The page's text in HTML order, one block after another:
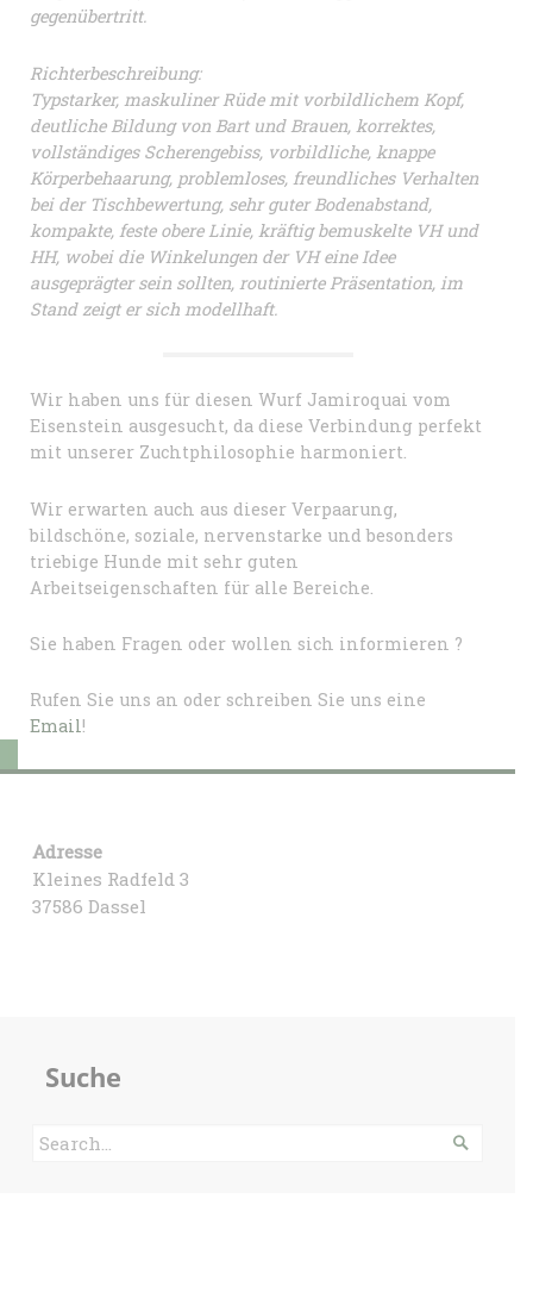
gegenübertritt.
Richterbeschreibung:
Typstarker, maskuliner Rüde mit vorbildlichem Kopf,
deutliche Bildung von Bart und Brauen, korrektes,
vollständiges Scherengebiss, vorbildliche, knappe
Körperbehaarung, problemloses, freundliches Verhalten
bei der Tischbewertung, sehr guter Bodenabstand,
kompakte, feste obere Linie, kräftig bemuskelte VH und
HH, wobei die Winkelungen der VH eine Idee
ausgeprägter sein sollten, routinierte Präsentation, im
Stand zeigt er sich modellhaft.
Wir haben uns für diesen Wurf Jamiroquai vom
Eisenstein ausgesucht, da diese Verbindung perfekt
mit unserer Zuchtphilosophie harmoniert.
Wir erwarten auch aus dieser Verpaarung,
bildschöne, soziale, nervenstarke und besonders
triebige Hunde mit sehr guten
Arbeitseigenschaften für alle Bereiche.
Sie haben Fragen oder wollen sich informieren ?
Rufen Sie uns an oder schreiben Sie uns eine
Email!
Adresse
Kleines Radfeld 3
37586 Dassel
Suche
